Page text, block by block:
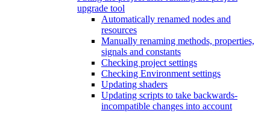
upgrade tool
Automatically renamed nodes and
resources
Manually renaming methods, properties,
signals and constants
Checking project settings
Checking Environment settings
Updating shaders
Updating scripts to take backwards-
incompatible changes into account